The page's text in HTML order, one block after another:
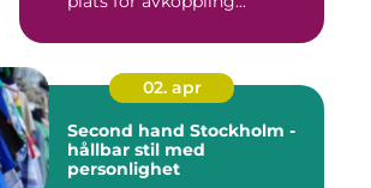
02. apr
Second hand Stockholm -
hållbar stil med
personlighet